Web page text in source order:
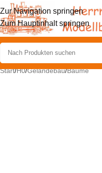
Zur Navigation springen
Zum Hauptinhalt springen
Start/H0/Geländebau/Bäume